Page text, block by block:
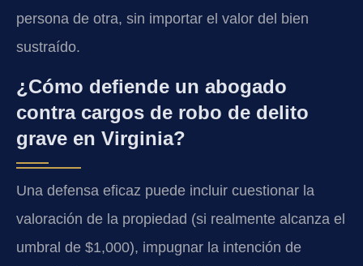
persona de otra, sin importar el valor del bien
sustraído.
¿Cómo defiende un abogado
contra cargos de robo de delito
grave en Virginia?
Una defensa eficaz puede incluir cuestionar la
valoración de la propiedad (si realmente alcanza el
umbral de $1,000), impugnar la intención de